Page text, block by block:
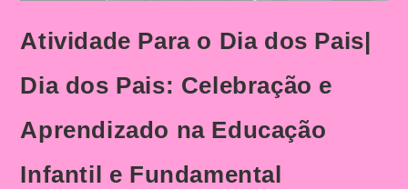
Atividade Para o Dia dos Pais|
Dia dos Pais: Celebração e
Aprendizado na Educação
Infantil e Fundamental